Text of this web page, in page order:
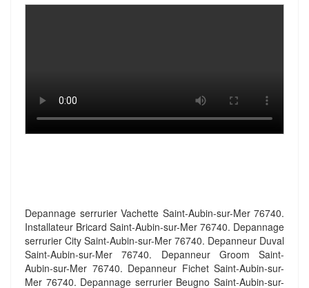
Depannage serrurier Vachette Saint-Aubin-sur-Mer 76740.
Installateur Bricard Saint-Aubin-sur-Mer 76740. Depannage
serrurier City Saint-Aubin-sur-Mer 76740. Depanneur Duval
Saint-Aubin-sur-Mer 76740. Depanneur Groom Saint-
Aubin-sur-Mer 76740. Depanneur Fichet Saint-Aubin-sur-
Mer 76740. Depannage serrurier Beugno Saint-Aubin-sur-